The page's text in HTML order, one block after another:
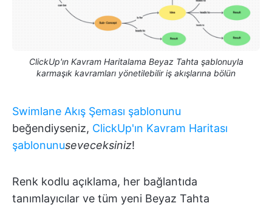
ClickUp'ın Kavram Haritalama Beyaz Tahta şablonuyla
karmaşık kavramları yönetilebilir iş akışlarına bölün
Swimlane Akış Şeması şablonunu
beğendiyseniz, ClickUp'ın Kavram Haritası
şablonunuseveceksiniz!
Renk kodlu açıklama, her bağlantıda
tanımlayıcılar ve tüm yeni Beyaz Tahta